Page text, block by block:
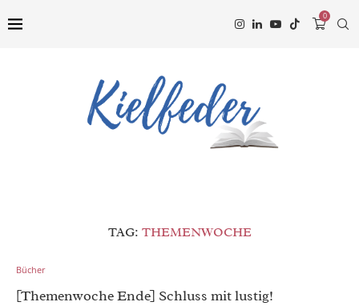
0
TAG: THEMENWOCHE
Bücher
[Themenwoche Ende] Schluss mit lustig!